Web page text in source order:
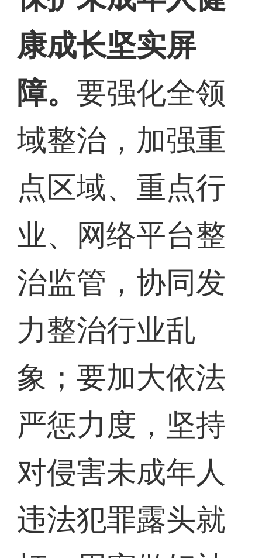
康成长坚实屏
障。 要强化全领
域整治，加强重
点区域、重点行
业、网络平台整
治监管，协同发
力整治行业乱
象；要加大依法
严惩力度，坚持
对侵害未成年人
违法犯罪露头就